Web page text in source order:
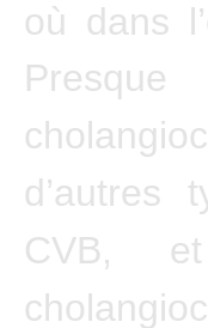
où dans
d’autres
CVB,